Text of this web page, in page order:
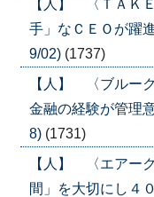
【人】 〈ＴＡＫ
手」なＣＥＯが躍
9/02) (1737)
【人】 〈ブルー
金融の経験が管理
8) (1731)
【人】 〈エアー
間」を大切にし４